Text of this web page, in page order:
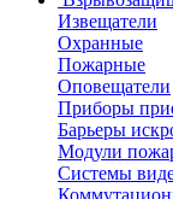
Извещатели
Охранные
Пожарные
Оповещатели
Приборы
Барьеры
Модули
Системы